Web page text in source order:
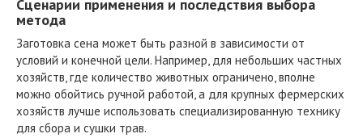
Сценарии применения и последствия выбора
метода
Заготовка сена может быть разной в зависимости от
условий и конечной цели. Например, для небольших частных
хозяйств, где количество животных ограничено, вполне
можно обойтись ручной работой, а для крупных фермерских
хозяйств лучше использовать специализированную технику
для сбора и сушки трав.